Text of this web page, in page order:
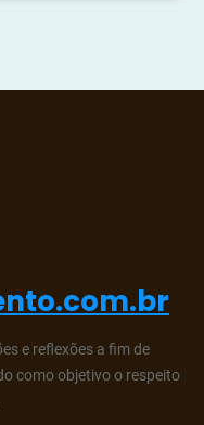
e reflexões a fim de
como objetivo o respeito